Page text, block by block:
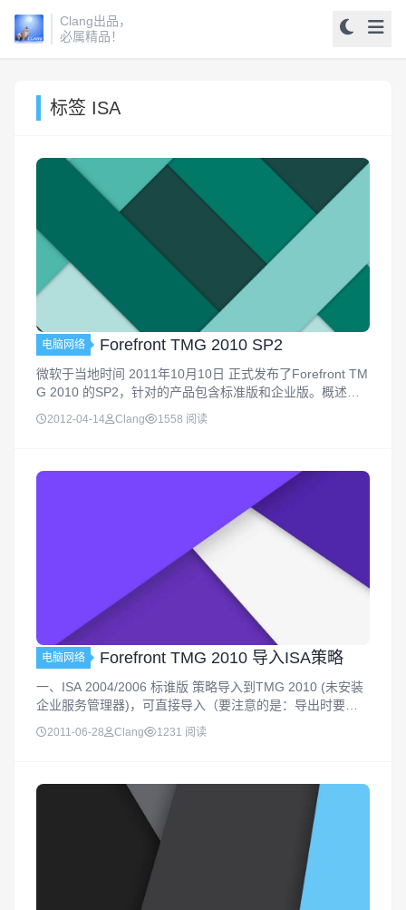
Clang出品，
必属精品！
标签 ISA
电脑网络 Forefront TMG 2010 SP2
微软于当地时间 2011年10月10日 正式发布了Forefront TM
G 2010 的SP2，针对的产品包含标准版和企业版。概述此
Service Pack 包括以下新功能和增强功能：新的报告 • 新
的站点活动报告显示一个报告，...
2012-04-14 Clang 1558 阅读
电脑网络 Forefront TMG 2010 导入ISA策略
一、ISA 2004/2006 标谁版 策略导入到TMG 2010 (未安装
企业服务管理器)，可直接导入（要注意的是：导出时要先
择导出机密信息和用户权限设定）二、ISA 2004/2006 企业
版 策略导入到TMG 2010 (安装企...
2011-06-28 Clang 1231 阅读